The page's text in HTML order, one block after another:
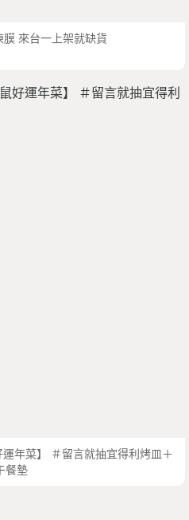
來台一上架就缺貨
運年菜】 ＃留言就抽宜得利烤皿＋
餐墊